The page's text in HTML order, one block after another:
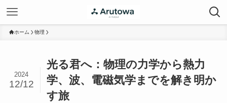
ホーム 物理
光る君へ：物理の力学から熱力
学、波、電磁気学までを解き明か
す旅
2024
12/12